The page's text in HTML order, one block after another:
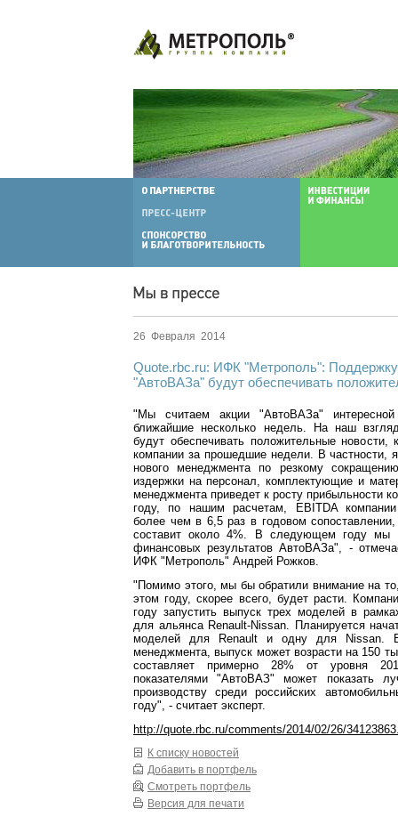
26 Февраля 2014
Quote.rbc.ru: ИФК "Метрополь":
"АвтоВАЗа" будут обеспечивать
"Мы считаем акции "АвтоВАЗа"
ближайшие несколько недель. На наш
будут обеспечивать положительные новости,
компании за прошедшие недели. В частности,
нового менеджмента по резкому
издержки на персонал, комплектующие и
менеджмента приведет к росту прибыльности
году, по нашим расчетам, EBITDA
более чем в 6,5 раз в годовом
составит около 4%. В следующем году мы
финансовых результатов АвтоВАЗа", -
ИФК "Метрополь" Андрей Рожков.
"Помимо этого, мы бы обратили внимание на
этом году, скорее всего, будет расти.
году запустить выпуск трех моделей в
для альянса Renault-Nissan. Планируется
моделей для Renault и одну для Nissan.
менеджмента, выпуск может возрасти на 150
составляет примерно 28% от уровня
показателями "АвтоВАЗ" может показать
производству среди российских
году", - считает эксперт.
http://quote.rbc.ru/comments/2014/02/26/
К списку новостей
Добавить в портфель
Смотреть портфель
Версия для печати